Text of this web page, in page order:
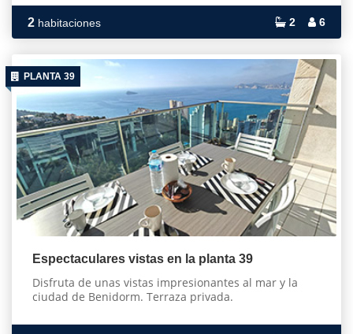
2 habitaciones 2 6
PLANTA 39
Espectaculares vistas en la planta 39
Disfruta de unas vistas impresionantes al mar y la
ciudad de Benidorm. Terraza privada.